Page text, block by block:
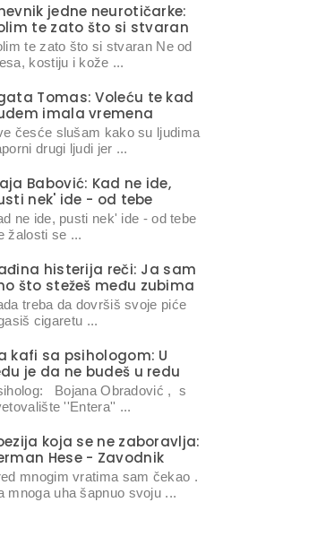
jedne neurotičarke:
te zato što si stvaran
te zato što si stvaran Ne od
kostiju i kože ...
Tomas: Voleću te kad
imala vremena
česće slušam kako su ljudima
drugi ljudi jer ...
Babović: Kad ne ide,
nek' ide - od tebe
ne ide, pusti nek' ide - od tebe
žalosti se ...
histerija reči: Ja sam
što stežeš među zubima
treba da dovršiš svoje piće
cigaretu ...
kafi sa psihologom: U
je da ne budeš u redu
Bojana Obradović , s
''Entera'' ...
koja se ne zaboravlja:
Hese - Zavodnik
mnogim vratima sam čekao .
mnoga uha šapnuo svoju ...